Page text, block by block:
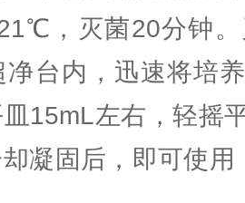
，灭菌20分钟
台内，迅速将培
15mL左右，轻摇
凝固后，即可使